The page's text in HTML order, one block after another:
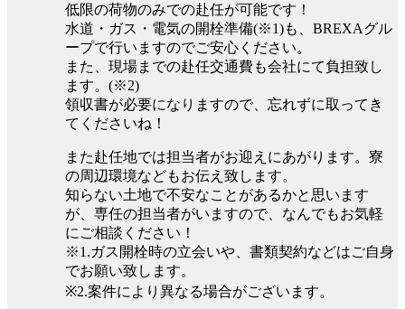
低限の荷物のみでの赴任が可能です！
水道・ガス・電気の開栓準備(※1)も、BREXAグル
ープで行いますのでご安心ください。
また、現場までの赴任交通費も会社にて負担致し
ます。(※2)
領収書が必要になりますので、忘れずに取ってき
てくださいね！
また赴任地では担当者がお迎えにあがります。寮
の周辺環境などもお伝え致します。
知らない土地で不安なことがあるかと思います
が、専任の担当者がいますので、なんでもお気軽
にご相談ください！
※1.ガス開栓時の立会いや、書類契約などはご自身
でお願い致します。
※2.案件により異なる場合がございます。